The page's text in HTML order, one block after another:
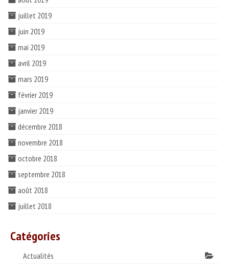
juillet 2019
juin 2019
mai 2019
avril 2019
mars 2019
février 2019
janvier 2019
décembre 2018
novembre 2018
octobre 2018
septembre 2018
août 2018
juillet 2018
Catégories
Actualités